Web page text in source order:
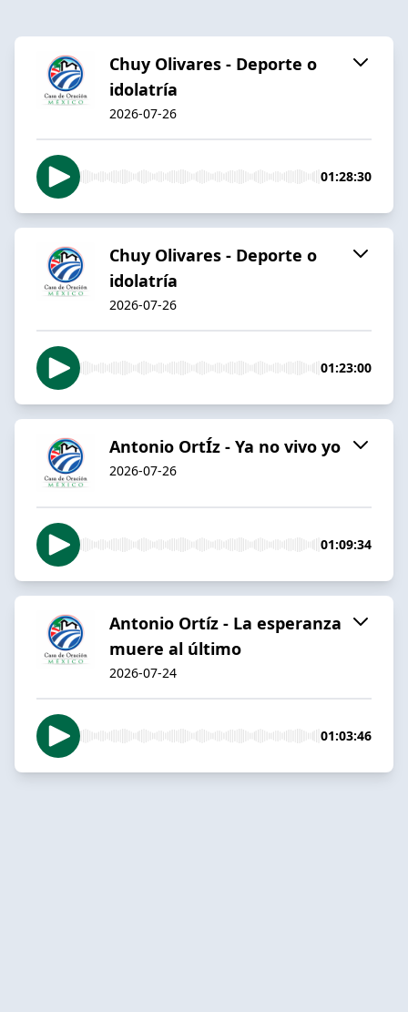
Chuy Olivares - Deporte o
idolatría
2026-07-26
01:28:30
Chuy Olivares - Deporte o
idolatría
2026-07-26
01:23:00
Antonio OrtÍz - Ya no vivo yo
2026-07-26
01:09:34
Antonio Ortíz - La esperanza
muere al último
2026-07-24
01:03:46